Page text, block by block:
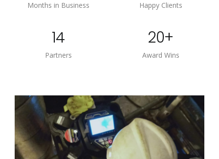
Months in Business Happy Clients
14
Partners
20+
Award Wins